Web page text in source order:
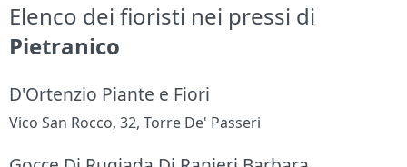
Elenco dei fioristi nei pressi di
Pietranico
D'Ortenzio Piante e Fiori
Vico San Rocco, 32, Torre De' Passeri